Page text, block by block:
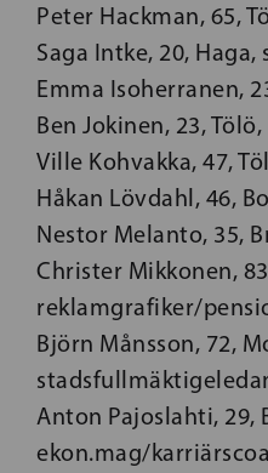
Peter Hackman, 65,
Saga Intke, 20,
Emma Isoherranen,
Ben Jokinen, 23,
Ville Kohvakka, 47,
Håkan Lövdahl, 46,
Nestor Melanto, 35,
Christer Mikkonen,
reklamgrafiker/
Björn Månsson, 72,
Anton Pajoslahti, 29,
ekon.mag/